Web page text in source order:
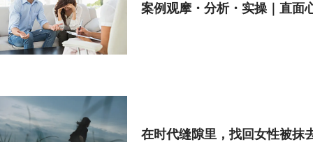
案例观摩・分析・实操｜直面
在时代缝隙里，找回女性被抹